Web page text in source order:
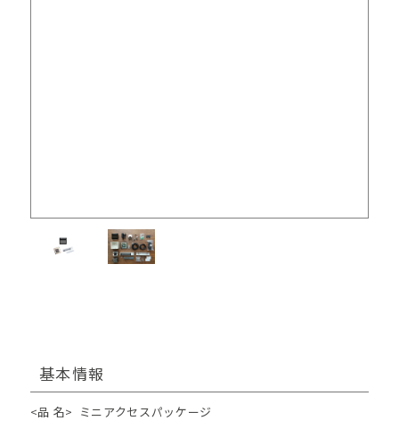
基本情報
<品 名> ミニアクセスパッケージ